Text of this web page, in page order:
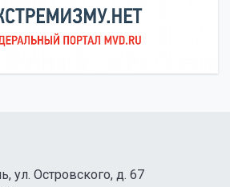
ул. Островского, д. 67